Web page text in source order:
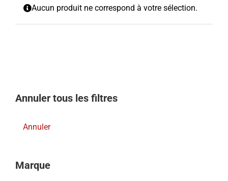
Aucun produit ne correspond à votre sélection.
Annuler tous les filtres
Annuler
Marque